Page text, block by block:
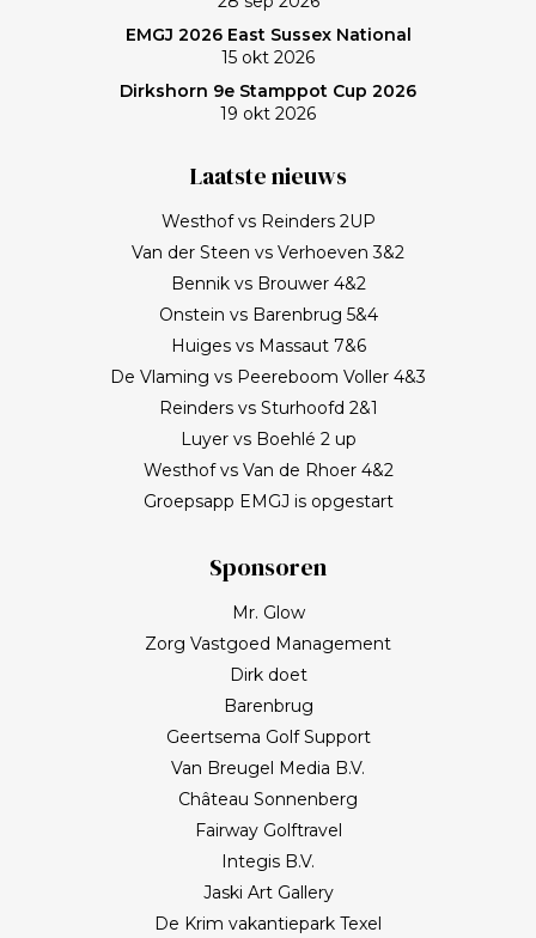
EMGJ 2026 East Sussex National
15 okt 2026
Dirkshorn 9e Stamppot Cup 2026
19 okt 2026
Laatste nieuws
Westhof vs Reinders 2UP
Van der Steen vs Verhoeven 3&2
Bennik vs Brouwer 4&2
Onstein vs Barenbrug 5&4
Huiges vs Massaut 7&6
De Vlaming vs Peereboom Voller 4&3
Reinders vs Sturhoofd 2&1
Luyer vs Boehlé 2 up
Westhof vs Van de Rhoer 4&2
Groepsapp EMGJ is opgestart
Sponsoren
Mr. Glow
Zorg Vastgoed Management
Dirk doet
Barenbrug
Geertsema Golf Support
Van Breugel Media B.V.
Château Sonnenberg
Fairway Golftravel
Integis B.V.
Jaski Art Gallery
De Krim vakantiepark Texel